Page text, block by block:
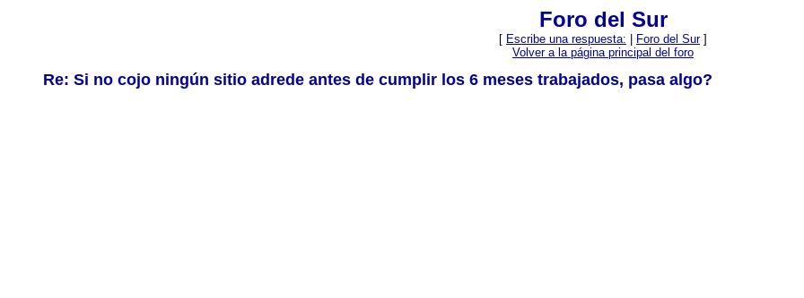
Foro del Sur
[ Escribe una respuesta: Foro del Sur]
Volver a la página principal del foro
Re: Si no cojo ningún sitio adrede antes de cumplir los 6 meses trabajados, pasa algo?